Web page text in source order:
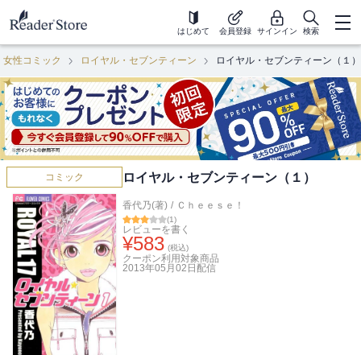
はじめて 会員登録 サインイン 検索
女性コミック ロイヤル・セブンティーン ロイヤル・セブンティーン（１）
コミック ロイヤル・セブンティーン（１）
香代乃(著) / Ｃｈｅｅｓｅ！
(1)
レビューを書く
¥583 (税込)
クーポン利用対象商品
2013年05月02日 配信